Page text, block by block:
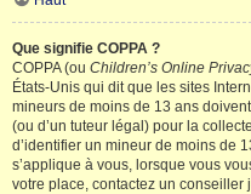
Que signifie COPPA ?
COPPA (ou Children’s Online
États-Unis qui dit que les sites
mineurs de moins de 13 ans
(ou d’un tuteur légal) pour la
d’identifier un mineur de moins de
s’applique à vous, lorsque vous
votre place, contactez un